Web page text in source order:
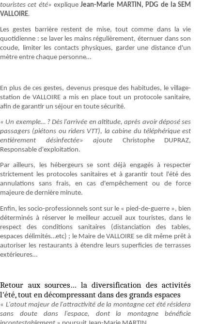
touristes cet été» expliqueJean-Marie MARTIN, PDG de la SEM
VALLOIRE.
Les gestes barrière restent de mise, tout comme dans la vie
quotidienne : se laver les mains régulièrement, éternuer dans son
coude, limiter les contacts physiques, garder une distance d'un
mètre entre chaque personne…
En plus de ces gestes, devenus presque des habitudes, le village-
station de VALLOIRE a mis en place tout un protocole sanitaire,
afin de garantir un séjour en toute sécurité.
« Un exemple… ? Dès l'arrivée en altitude, après avoir déposé ses
passagers (piétons ou riders VTT), la cabine du téléphérique est
entièrement désinfectée» ajoute Christophe DUPRAZ,
Responsable d'exploitation.
Par ailleurs, les hébergeurs se sont déjà engagés à respecter
strictement les protocoles sanitaires et à garantir tout l'été des
annulations sans frais, en cas d'empêchement ou de force
majeure de dernière minute.
Enfin, les socio-professionnels sont sur le « pied-de-guerre », bien
déterminés à réserver le meilleur accueil aux touristes, dans le
respect des conditions sanitaires (distanciation des tables,
espaces délimités…etc) ; le Maire de VALLOIRE se dit même prêt à
autoriser les restaurants à étendre leurs superficies de terrasses
extérieures…
Retour aux sources… la diversification des activités
l'été, tout en décompressant dans des grands espaces
« L'atout majeur de l'attractivité de la montagne cet été résidera
sans doute dans l'espace, dont la montagne bénéficie